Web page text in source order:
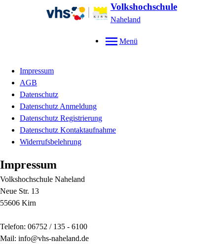
Volkshochschule
Naheland
Menü
Impressum
AGB
Datenschutz
Datenschutz Anmeldung
Datenschutz Registrierung
Datenschutz Kontaktaufnahme
Widerrufsbelehrung
Impressum
Volkshochschule Naheland
Neue Str. 13
55606 Kirn
Telefon: 06752 / 135 - 6100
Mail: info@vhs-naheland.de